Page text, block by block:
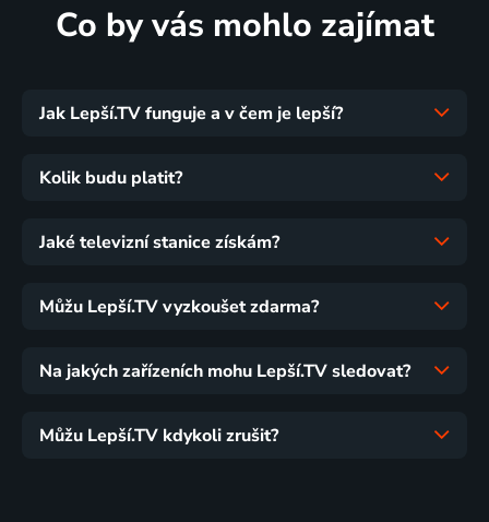
Co by vás mohlo zajímat
Jak Lepší.TV funguje a v čem je lepší?
Kolik budu platit?
Jaké televizní stanice získám?
Můžu Lepší.TV vyzkoušet zdarma?
Na jakých zařízeních mohu Lepší.TV sledovat?
Můžu Lepší.TV kdykoli zrušit?